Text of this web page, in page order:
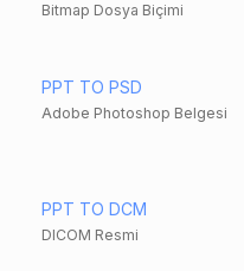
Bitmap Dosya Biçimi
PPT TO PSD
Adobe Photoshop Belgesi
PPT TO DCM
DICOM Resmi